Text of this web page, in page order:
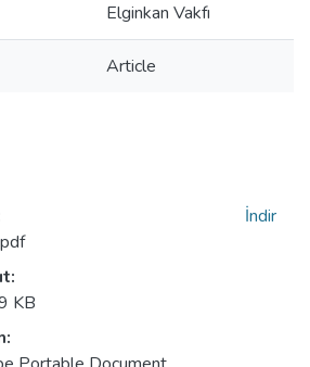
Elginkan Vakfı
Article
KB
İndir